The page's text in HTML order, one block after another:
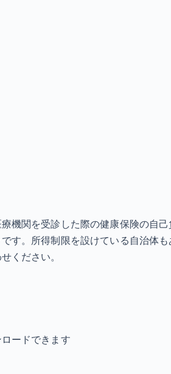
機関を受診した際の健康保険の自
す。所得制限を設けている自治
ください。
ードできます